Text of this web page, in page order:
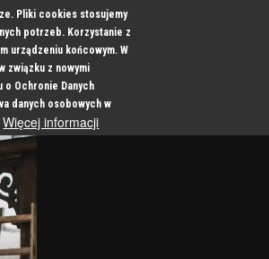
Pliki cookies stosujemy
potrzeb. Korzystanie z
urządzeniu końcowym. W
związku z nowymi
o Ochronie Danych
danych osobowych w
Więcej informacji